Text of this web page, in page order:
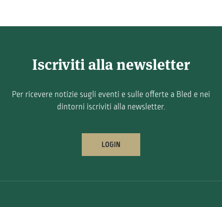
Iscriviti alla newsletter
Per ricevere notizie sugli eventi e sulle offerte a Bled e nei
dintorni iscriviti alla newsletter.
LOGIN